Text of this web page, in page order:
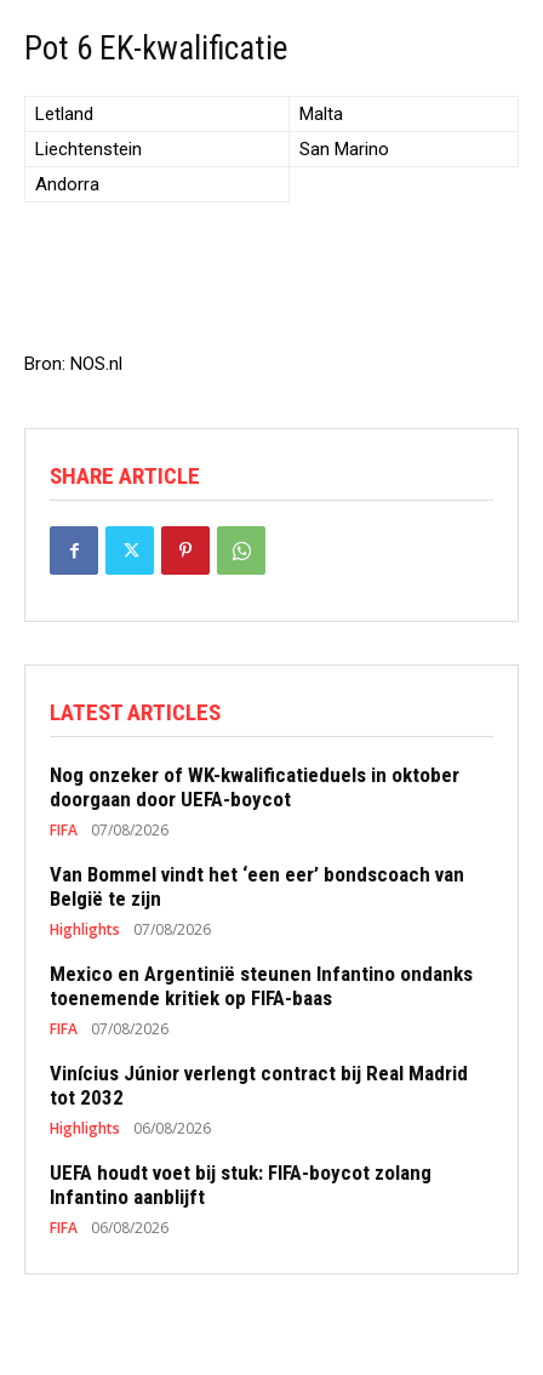
Pot 6 EK-kwalificatie
Letland
Malta
Liechtenstein
San Marino
Andorra
Bron: NOS.nl
SHARE ARTICLE
LATEST ARTICLES
Nog onzeker of WK-kwalificatieduels in oktober
doorgaan door UEFA-boycot
FIFA 07/08/2026
Van Bommel vindt het ‘een eer’ bondscoach van
België te zijn
Highlights 07/08/2026
Mexico en Argentinië steunen Infantino ondanks
toenemende kritiek op FIFA-baas
FIFA 07/08/2026
Vinícius Júnior verlengt contract bij Real Madrid
tot 2032
Highlights 06/08/2026
UEFA houdt voet bij stuk: FIFA-boycot zolang
Infantino aanblijft
FIFA 06/08/2026